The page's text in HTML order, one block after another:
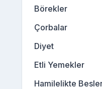
Börekler
Çorbalar
Diyet
Etli Yemekler
Hamilelikte